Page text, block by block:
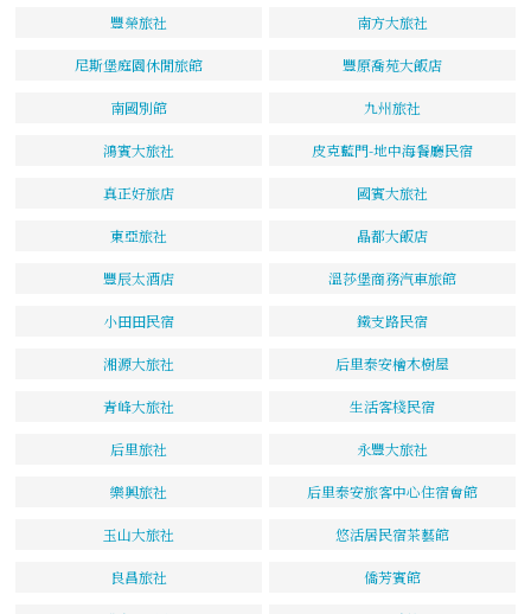
豐榮旅社 南方大旅社
尼斯堡庭園休閒旅館 豐原喬苑大飯店
南國別館 九州旅社
鴻賓大旅社 皮克藍門-地中海餐廳民宿
真正好旅店 國賓大旅社
東亞旅社 晶都大飯店
豐辰太酒店 溫莎堡商務汽車旅館
小田田民宿 鐵支路民宿
湘源大旅社 后里泰安檜木樹屋
青峰大旅社 生活客棧民宿
后里旅社 永豐大旅社
樂興旅社 后里泰安旅客中心住宿會館
玉山大旅社 悠活居民宿茶藝館
良昌旅社 僑芳賓館